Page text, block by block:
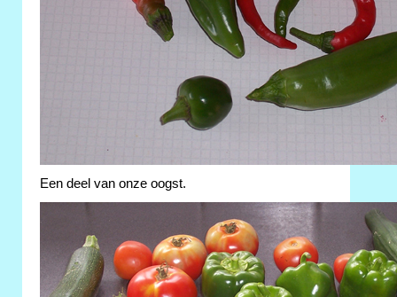
Een deel van onze oogst.